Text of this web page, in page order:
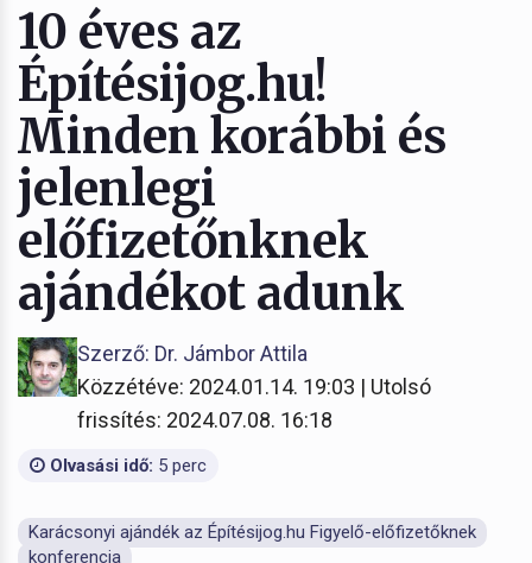
10 éves az
Építésijog.hu!
Minden korábbi és
jelenlegi
előfizetőnknek
ajándékot adunk
Szerző: Dr. Jámbor Attila
Közzétéve: 2024.01.14. 19:03 | Utolsó
frissítés: 2024.07.08. 16:18
Olvasási idő: 5 perc
Karácsonyi ajándék az Építésijog.hu Figyelő-előfizetőknek
konferencia